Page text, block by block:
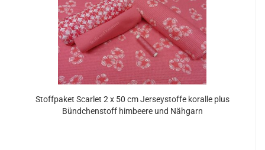
Stoffpaket Scarlet 2 x 50 cm Jerseystoffe koralle plus
Bündchenstoff himbeere und Nähgarn